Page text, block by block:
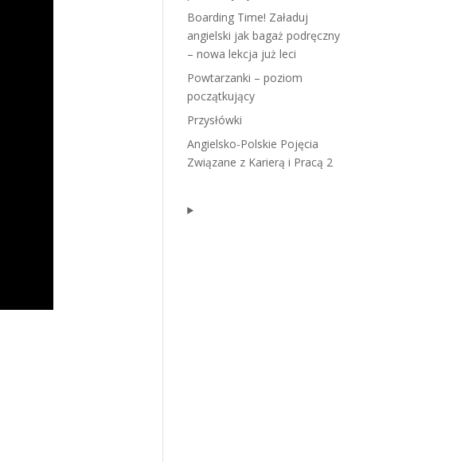
Boarding Time! Załaduj
angielski jak bagaż podręczny
– nowa lekcja już leci
Powtarzanki – poziom
początkujący
Przysłówki
Angielsko-Polskie Pojęcia
Związane z Karierą i Pracą 2